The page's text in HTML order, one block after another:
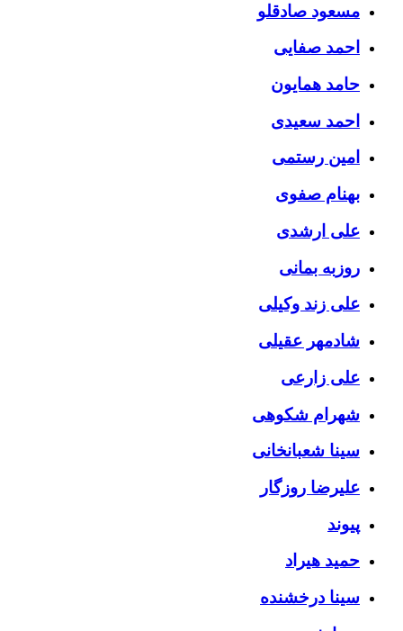
مسعود صادقلو
احمد صفایی
حامد همایون
احمد سعیدی
امین رستمی
بهنام صفوی
علی ارشدی
روزبه بمانی
علی زند وکیلی
شادمهر عقیلی
علی زارعی
شهرام شکوهی
سینا شعبانخانی
علیرضا روزگار
پیوند
حمید هیراد
سینا درخشنده